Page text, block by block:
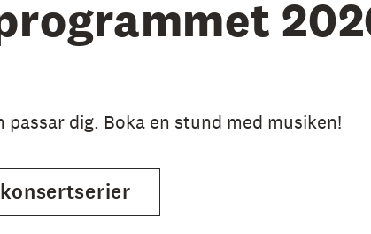
dig. Boka en stund med musiken!